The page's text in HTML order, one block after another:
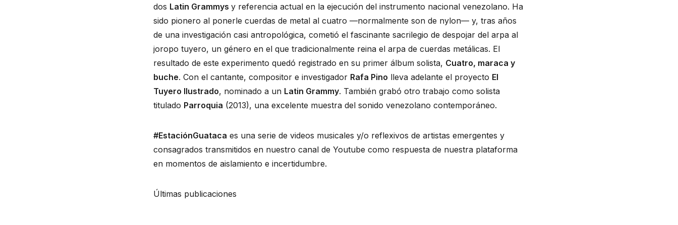
dos Latin Grammys y referencia actual en la ejecución del instrumento nacional venezolano. Ha
sido pionero al ponerle cuerdas de metal al cuatro —normalmente son de nylon— y, tras años
de una investigación casi antropológica, cometió el fascinante sacrilegio de despojar del arpa al
joropo tuyero, un género en el que tradicionalmente reina el arpa de cuerdas metálicas. El
resultado de este experimento quedó registrado en su primer álbum solista, Cuatro, maraca y
buche. Con el cantante, compositor e investigador Rafa Pino lleva adelante el proyecto El
Tuyero Ilustrado, nominado a un Latin Grammy. También grabó otro trabajo como solista
titulado Parroquia (2013), una excelente muestra del sonido venezolano contemporáneo.
#EstaciónGuataca es una serie de videos musicales y/o reflexivos de artistas emergentes y
consagrados transmitidos en nuestro canal de Youtube como respuesta de nuestra plataforma
en momentos de aislamiento e incertidumbre.
Últimas publicaciones